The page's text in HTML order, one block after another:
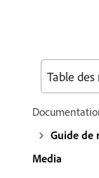
Guide de
Media
Table